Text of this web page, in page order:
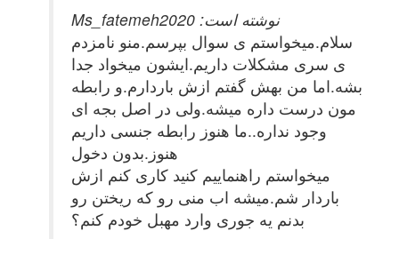
Ms_fatemeh2020 نوشته است:
سلام.میخواستم ی سوال بپرسم.منو نامزدم
ی سری مشکلات داریم.ایشون میخواد جدا
بشه.اما من بهش گفتم ازش باردارم.و رابطه
مون درست داره میشه.ولی در اصل بجه ای
وجود نداره..ما هنوز رابطه جنسی داریم
هنوز.بدون دخول
میخواستم راهنماییم کنید کاری کنم ازش
باردار شم.میشه اب منی رو که ریختن رو
بدنم یه جوری وارد مهبل خودم کنم؟